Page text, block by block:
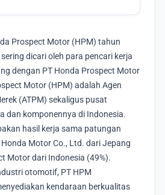
Prospect Motor (HPM) tahun
dicari oleh para pencari kerja
dengan PT Honda Prospect Motor
Motor (HPM) adalah Agen
(ATPM) sekaligus pusat
dan komponennya di Indonesia.
hasil kerja sama patungan
Motor Co., Ltd. dari Jepang
Motor dari Indonesia (49%).
otomotif, PT HPM
kendaraan berkualitas